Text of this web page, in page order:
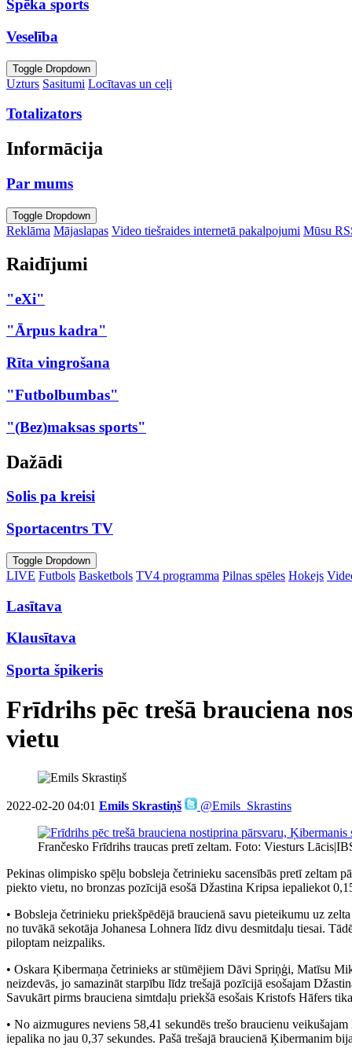
Spēka sports
Veselība
Toggle Dropdown
Uzturs Sasitumi Locītavas un ceļi
Totalizators
Informācija
Par mums
Toggle Dropdown
Reklāma Mājaslapas Video tiešraides internetā pakalpojumi Mūsu
Raidījumi
"eXi"
"Ārpus kadra"
Rīta vingrošana
"Futbolbumbas"
"(Bez)maksas sports"
Dažādi
Solis pa kreisi
Sportacentrs TV
Toggle Dropdown
LIVE Futbols Basketbols TV4 programma Pilnas spēles Hokejs
Lasītava
Klausītava
Sporta špikeris
Frīdrihs pēc trešā brauciena
vietu
2022-02-20 04:01 Emils Skrastiņš @Emils_Skrastins
Frančesko Frīdrihs traucas pretī zeltam. Foto: Viesturs
Pekinas olimpisko spēļu bobsleja četrinieku sacensībās pretī zeltam
piekto vietu, no bronzas pozīcijā esošā Džastina Kripsa iepaliekot
• Bobsleja četrinieku priekšpēdējā braucienā savu pieteikumu uz
no tuvākā sekotāja Johanesa Lohnera līdz divu desmitdaļu tiesai.
piloptam neizpaliks.
• Oskara Ķibermaņa četrinieks ar stūmējiem Dāvi Spriņģi, Matīsu
neizdevās, jo samazināt starpību līdz trešajā pozīcijā esošajam
Savukārt pirms brauciena simtdaļu priekšā esošais Kristofs Hāfers
• No aizmugures neviens 58,41 sekundēs trešo braucienu
iepalika no jau 0,37 sekundes. Pašā trešajā braucienā Ķibermanim